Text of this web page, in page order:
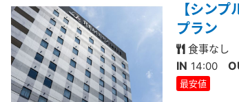
【シン
プラン
食事なし
IN 14:00
最安値